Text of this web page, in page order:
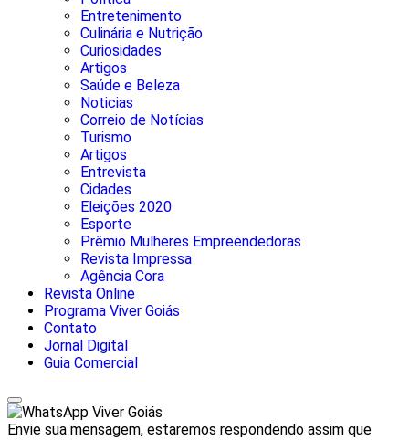
Entretenimento
Culinária e Nutrição
Curiosidades
Artigos
Saúde e Beleza
Noticias
Correio de Notícias
Turismo
Artigos
Entrevista
Cidades
Eleições 2020
Esporte
Prêmio Mulheres Empreendedoras
Revista Impressa
Agência Cora
Revista Online
Programa Viver Goiás
Contato
Jornal Digital
Guia Comercial
Viver Goiás
Envie sua mensagem, estaremos respondendo assim que